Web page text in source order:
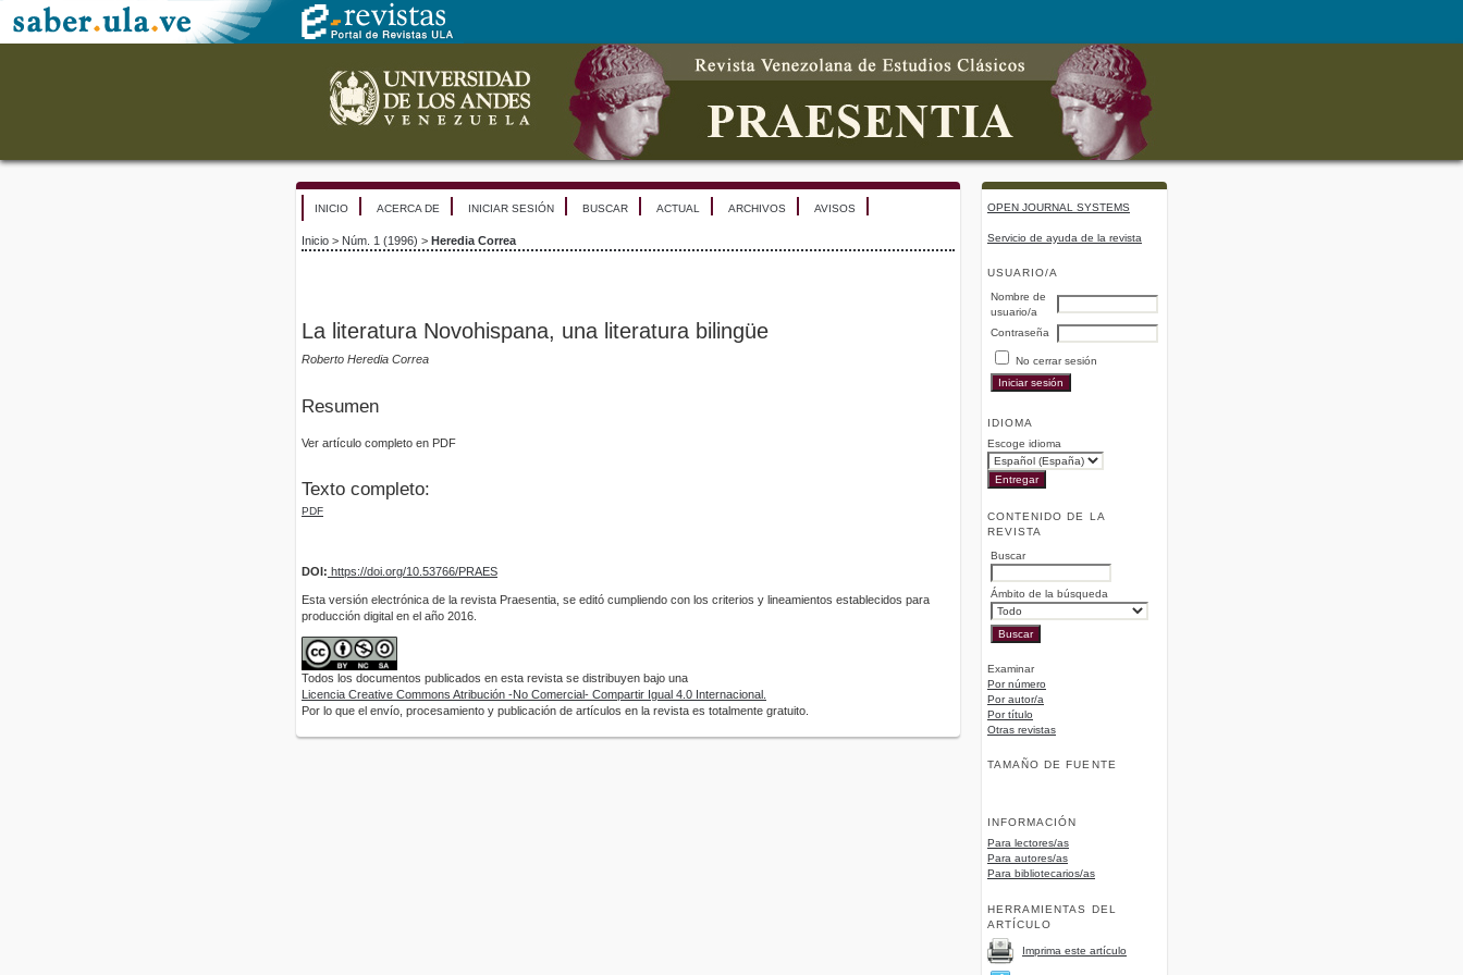
OPEN JOURNAL SYSTEMS
Servicio de ayuda de la revista
USUARIO/A
Nombre de
usuario/a
Contraseña
No cerrar sesión
IDIOMA
Escoge idioma
CONTENIDO DE LA
REVISTA
Buscar
Ámbito de la búsqueda
Examinar
Por número
Por autor/a
Por título
Otras revistas
TAMAÑO DE FUENTE
INFORMACIÓN
Para lectores/as
Para autores/as
Para bibliotecarios/as
HERRAMIENTAS DEL
ARTÍCULO
Imprima este artículo
INICIO ACERCA DE INICIAR SESIÓN BUSCAR ACTUAL ARCHIVOS AVISOS
Inicio > Núm. 1 (1996) > Heredia Correa
La literatura Novohispana, una literatura bilingüe
Roberto Heredia Correa
Resumen
Ver artículo completo en PDF
Texto completo:
PDF
DOI: https://doi.org/10.53766/PRAES
Esta versión electrónica de la revista Praesentia, se editó cumpliendo con los criterios y lineamientos establecidos para
producción digital en el año 2016.
Todos los documentos publicados en esta revista se distribuyen bajo una
Licencia Creative Commons Atribución -No Comercial- Compartir Igual 4.0 Internacional.
Por lo que el envío, procesamiento y publicación de artículos en la revista es totalmente gratuito.